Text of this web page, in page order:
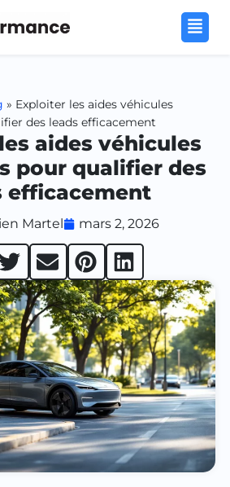
» Exploiter les aides véhicules
des leads efficacement
aides véhicules
pour qualifier des
efficacement
Martel mars 2, 2026